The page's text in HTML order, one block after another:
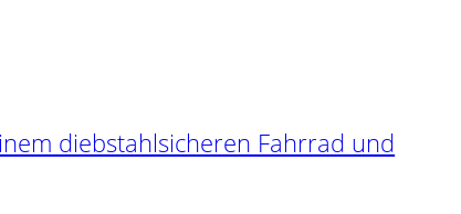
diebstahlsicheren Fahrrad und